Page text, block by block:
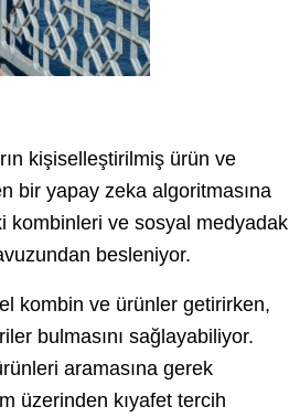
kişiselleştirilmiş ürün ve
bir yapay zeka algoritmasına
kombinleri ve sosyal
besleniyor.
kombin ve ürünler getirirken,
bulmasını sağlayabiliyor.
aramasına gerek
üzerinden kıyafet tercih